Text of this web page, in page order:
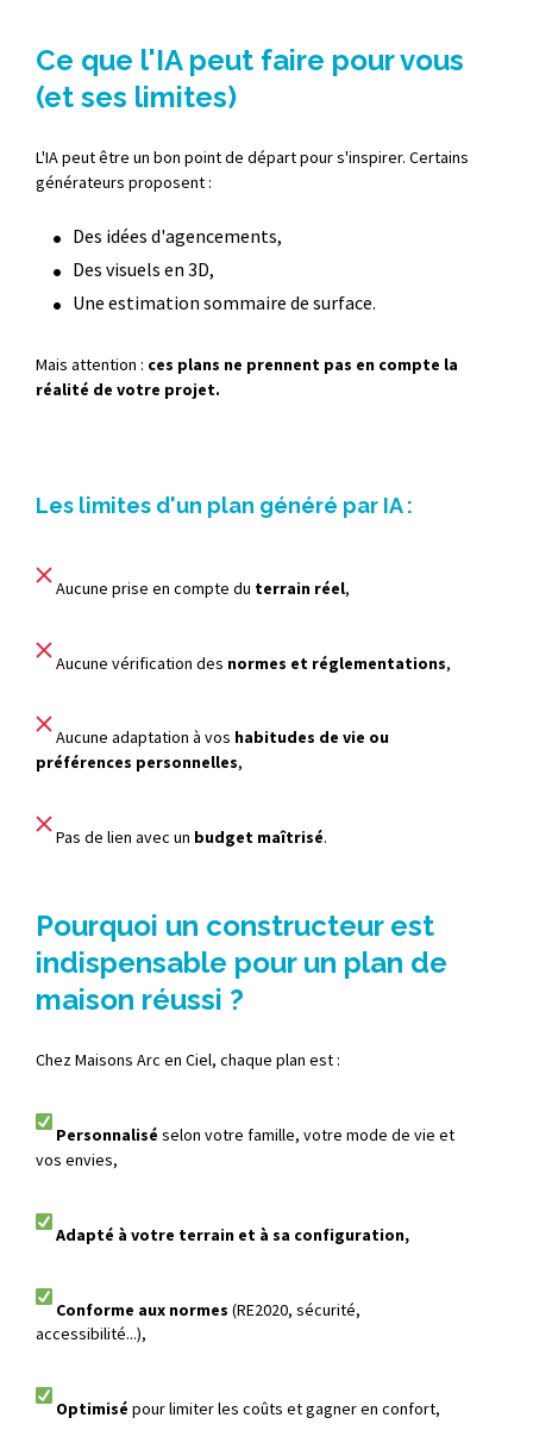
Ce que l'IA peut faire pour vous
(et ses limites)
L'IA peut être un bon point de départ pour s'inspirer. Certains
générateurs proposent :
Des idées d'agencements,
Des visuels en 3D,
Une estimation sommaire de surface.
Mais attention : ces plans ne prennent pas en compte la
réalité de votre projet.
Les limites d'un plan généré par IA :
Aucune prise en compte du terrain réel,
Aucune vérification des normes et réglementations,
Aucune adaptation à vos habitudes de vie ou
préférences personnelles,
Pas de lien avec un budget maîtrisé.
Pourquoi un constructeur est
indispensable pour un plan de
maison réussi ?
Chez Maisons Arc en Ciel, chaque plan est :
Personnalisé selon votre famille, votre mode de vie et
vos envies,
Adapté à votre terrain et à sa configuration,
Conforme aux normes (RE2020, sécurité,
accessibilité...),
Optimisé pour limiter les coûts et gagner en confort,